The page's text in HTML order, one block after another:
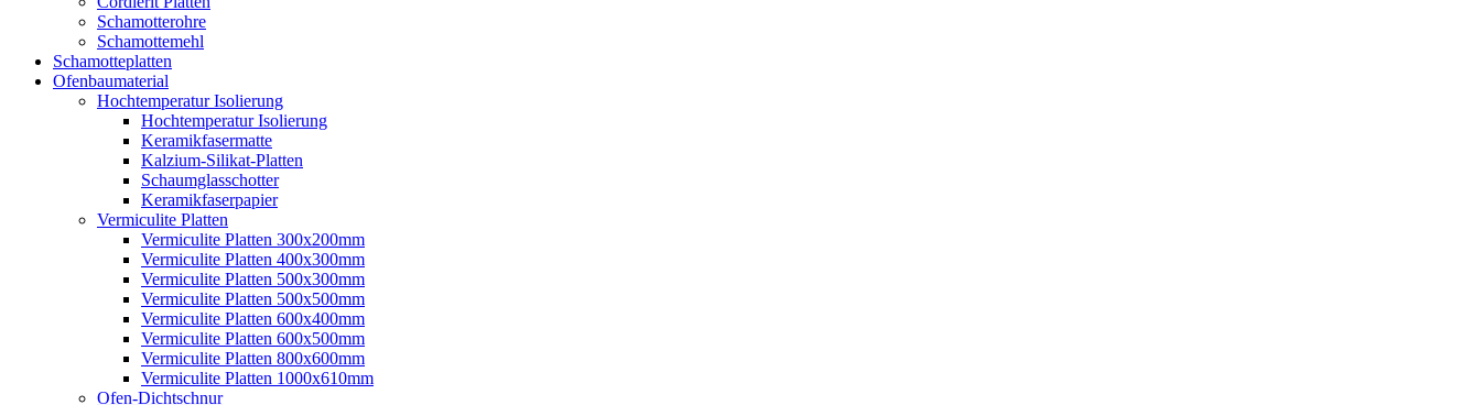
Schamotterohre
Schamottemehl
Schamotteplatten
Ofenbaumaterial
Hochtemperatur Isolierung
Hochtemperatur Isolierung
Keramikfasermatte
Kalzium-Silikat-Platten
Schaumglasschotter
Keramikfaserpapier
Vermiculite Platten
Vermiculite Platten 300x200mm
Vermiculite Platten 400x300mm
Vermiculite Platten 500x300mm
Vermiculite Platten 500x500mm
Vermiculite Platten 600x400mm
Vermiculite Platten 600x500mm
Vermiculite Platten 800x600mm
Vermiculite Platten 1000x610mm
Ofen-Dichtschnur